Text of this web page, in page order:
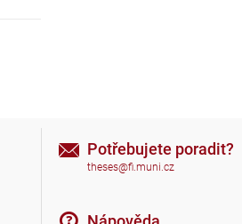
Potřebujete poradit?
theses@fi.muni.cz